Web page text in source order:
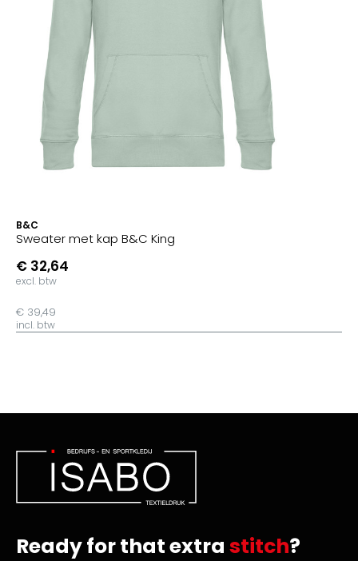
B&C
Sweater met kap B&C King
€ 32,64
excl. btw
€ 39,49
incl. btw
Ready for that extra stitch?